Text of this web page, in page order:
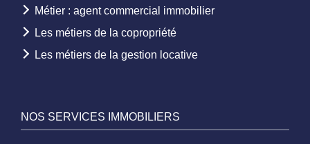
Métier : agent commercial immobilier
Les métiers de la copropriété
Les métiers de la gestion locative
NOS SERVICES IMMOBILIERS